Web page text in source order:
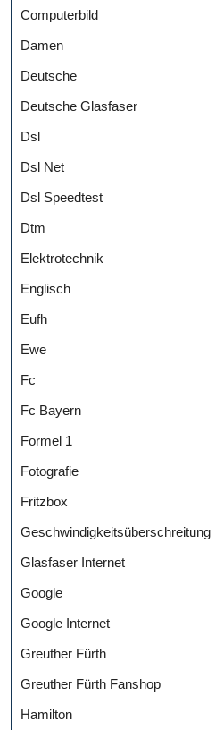
Computerbild
Damen
Deutsche
Deutsche Glasfaser
Dsl
Dsl Net
Dsl Speedtest
Dtm
Elektrotechnik
Englisch
Eufh
Ewe
Fc
Fc Bayern
Formel 1
Fotografie
Fritzbox
Geschwindigkeitsüberschreitung
Glasfaser Internet
Google
Google Internet
Greuther Fürth
Greuther Fürth Fanshop
Hamilton